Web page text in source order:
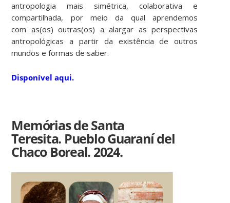
antropologia mais simétrica, colaborativa e
compartilhada, por meio da qual aprendemos
com as(os) outras(os) a alargar as perspectivas
antropológicas a partir da existência de outros
mundos e formas de saber.
Disponível aqui.
Memórias de Santa
Teresita. Pueblo Guaraní del
Chaco Boreal. 2024.